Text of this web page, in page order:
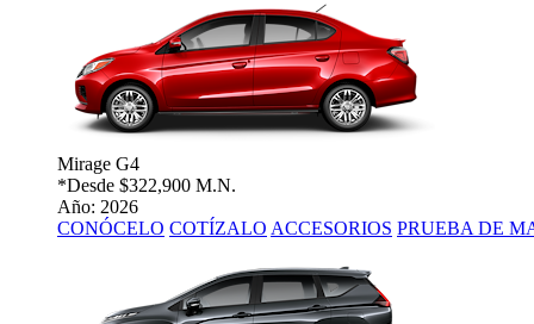
Mirage G4
*Desde $322,900 M.N.
Año: 2026
CONÓCELO COTÍZALO ACCESORIOS PRUEBA DE